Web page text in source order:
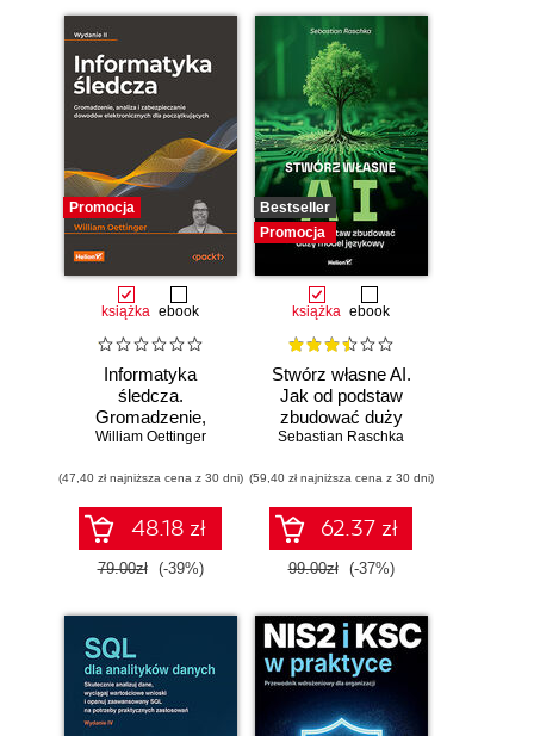
Promocja
książka ebook
Informatyka
śledcza.
Gromadzenie,
analiza i
dowodów
elektronicznych dla
początkujących.
Wydanie II
William Oettinger
(47,40 zł najniższa cena z 30 dni)
48.18 zł
79.00zł (-39%)
Bestseller
Promocja
książka ebook
Stwórz własne AI.
Jak od podstaw
zbudować duży
model językowy
Sebastian Raschka
(59,40 zł najniższa cena z 30 dni)
62.37 zł
99.00zł (-37%)